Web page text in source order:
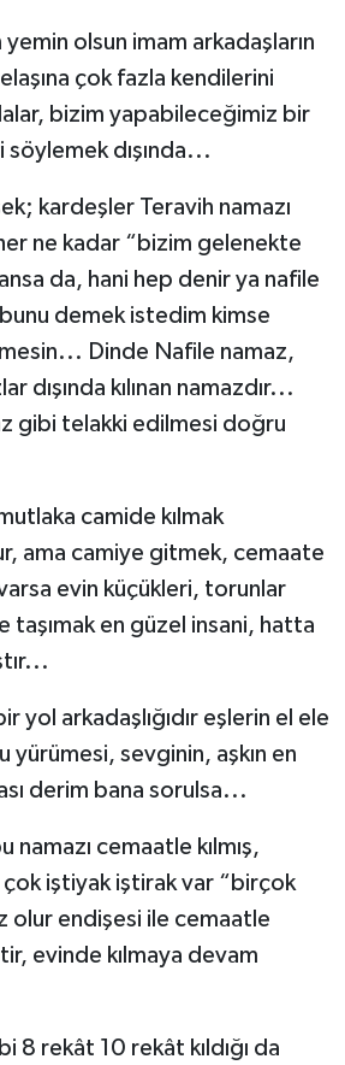
olsun imam arkadaşların
çok fazla kendilerini
bizim yapabileceğimiz bir
dışında...
kardeşler Teravih namazı
ne kadar “bizim gelenekte
da, hani hep denir ya nafile
demek istedim kimse
Dinde Nafile namaz,
dışında kılınan namazdır...
gibi telakki edilmesi doğru
camide kılmak
ama camiye gitmek, cemaate
evin küçükleri, torunlar
taşımak en güzel insani, hatta
yol arkadaşlığıdır eşlerin el ele
yürümesi, sevginin, aşkın en
derim bana sorulsa...
namazı cemaatle kılmış,
çok iştiyak iştirak var “birçok
olur endişesi ile cemaatle
evinde kılmaya devam
8 rekât 10 rekât kıldığı da